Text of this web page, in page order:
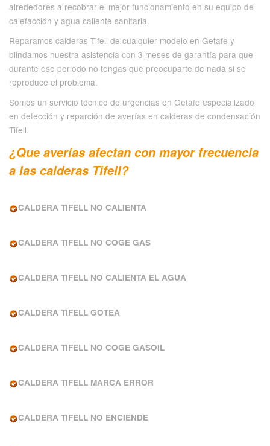
alrededores a recobrar el mejor funcionamiento en su equipo de
calefacción y agua caliente sanitaria.
Reparamos calderas Tifell de cualquier modelo en Getafe y
blindamos nuestra asistencia con 3 meses de garantía para que
durante ese periodo no tengas que preocuparte de nada si se
reproduce el problema.
Somos un servicio técnico de urgencias en Getafe especializado
en detección y reparción de averías en calderas de condensación
Tifell.
¿Que averías afectan con mayor frecuencia
a las calderas Tifell?
CALDERA TIFELL NO CALIENTA
CALDERA TIFELL NO COGE GAS
CALDERA TIFELL NO CALIENTA EL AGUA
CALDERA TIFELL GOTEA
CALDERA TIFELL NO COGE GASOIL
CALDERA TIFELL MARCA ERROR
CALDERA TIFELL NO ENCIENDE